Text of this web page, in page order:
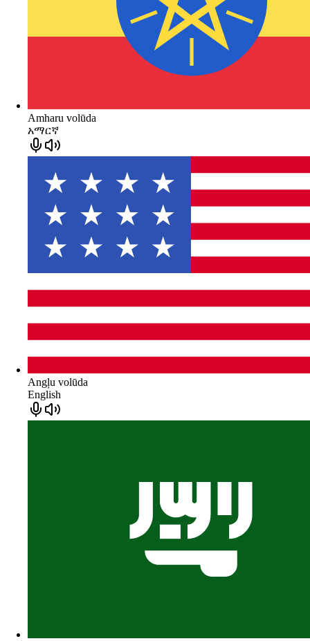
Amharu volūda
አማርኛ
Angļu volūda
English